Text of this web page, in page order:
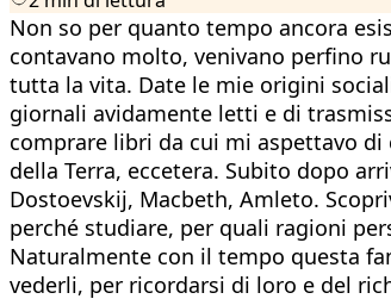
Non so per quanto tempo ancora
contavano molto, venivano perfino
tutta la vita. Date le mie origini
giornali avidamente letti e di
comprare libri da cui mi aspettavo
della Terra, eccetera. Subito dopo
Dostoevskij, Macbeth, Amleto.
perché studiare, per quali ragioni
Naturalmente con il tempo questa
vederli, per ricordarsi di loro e del